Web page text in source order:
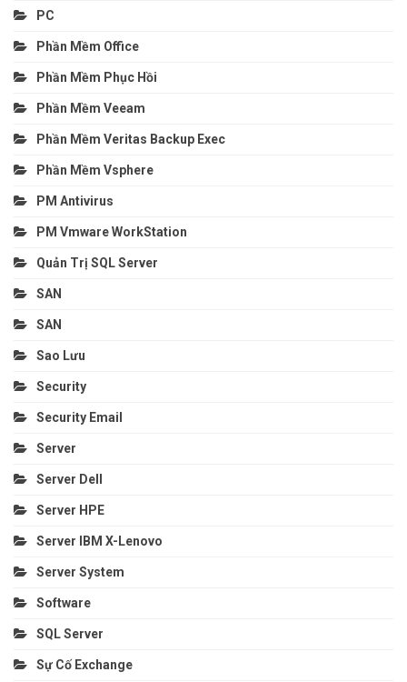
PC
Phần Mềm Office
Phần Mềm Phục Hồi
Phần Mềm Veeam
Phần Mềm Veritas Backup Exec
Phần Mềm Vsphere
PM Antivirus
PM Vmware WorkStation
Quản Trị SQL Server
SAN
SAN
Sao Lưu
Security
Security Email
Server
Server Dell
Server HPE
Server IBM X-Lenovo
Server System
Software
SQL Server
Sự Cố Exchange